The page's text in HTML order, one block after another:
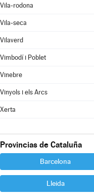
Vila-rodona
Vila-seca
Vilaverd
Vimbodí i Poblet
Vinebre
Vinyols i els Arcs
Xerta
Provincias de Cataluña
Barcelona
Lleida